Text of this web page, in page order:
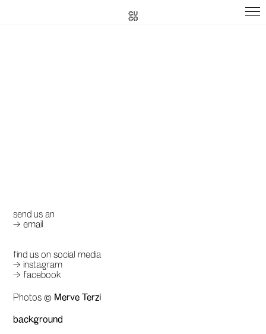
send us an
→ email
find us on social media
→ instagram
→ facebook
Photos © Merve Terzi
background